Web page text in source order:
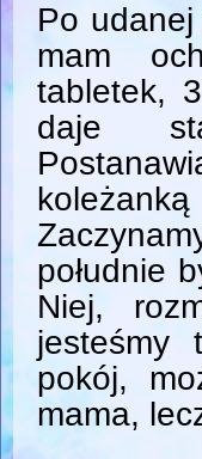
Po
mam
tabletek,
daje
południe
Niej,
jesteśmy
pokój,
mama,